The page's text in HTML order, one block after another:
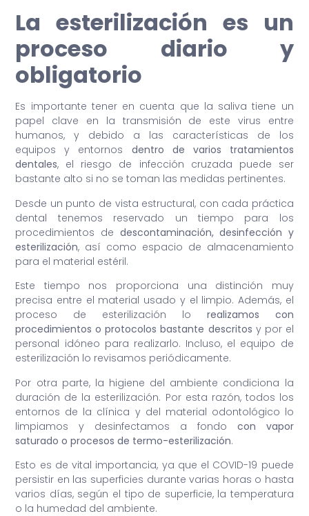
La esterilización es un
proceso diario y
obligatorio
Es importante tener en cuenta que la saliva tiene un
papel clave en la transmisión de este virus entre
humanos, y debido a las características de los
equipos y entornos dentro de varios tratamientos
dentales, el riesgo de infección cruzada puede ser
bastante alto si no se toman las medidas pertinentes.
Desde un punto de vista estructural, con cada práctica
dental tenemos reservado un tiempo para los
procedimientos de descontaminación, desinfección y
esterilización, así como espacio de almacenamiento
para el material estéril.
Este tiempo nos proporciona una distinción muy
precisa entre el material usado y el limpio. Además, el
proceso de esterilización lo realizamos con
procedimientos o protocolos bastante descritos y por el
personal idóneo para realizarlo. Incluso, el equipo de
esterilización lo revisamos periódicamente.
Por otra parte, la higiene del ambiente condiciona la
duración de la esterilización. Por esta razón, todos los
entornos de la clínica y del material odontológico lo
limpiamos y desinfectamos a fondo con vapor
saturado o procesos de termo-esterilización.
Esto es de vital importancia, ya que el COVID-19 puede
persistir en las superficies durante varias horas o hasta
varios días, según el tipo de superficie, la temperatura
o la humedad del ambiente.